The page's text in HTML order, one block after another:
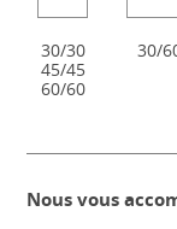
30/30
45/45
60/60
30/
Nous vous